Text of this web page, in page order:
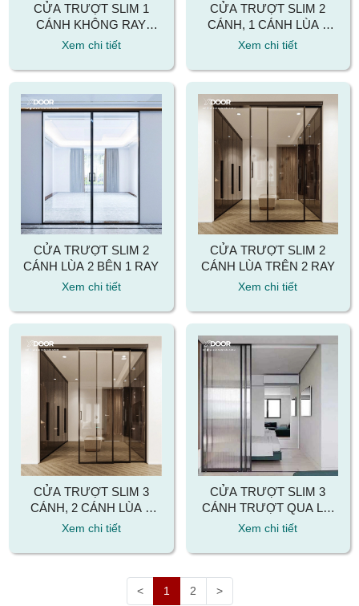
CỬA TRƯỢT SLIM 1
CÁNH KHÔNG RAY
DƯỚI
Xem chi tiết
CỬA TRƯỢT SLIM 2
CÁNH, 1 CÁNH LÙA 1
CÁNH CỐ ĐỊNH
Xem chi tiết
CỬA TRƯỢT SLIM 2
CÁNH LÙA 2 BÊN 1 RAY
Xem chi tiết
CỬA TRƯỢT SLIM 2
CÁNH LÙA TRÊN 2 RAY
Xem chi tiết
CỬA TRƯỢT SLIM 3
CÁNH, 2 CÁNH LÙA 1
CÁNH CỐ ĐỊNH
Xem chi tiết
CỬA TRƯỢT SLIM 3
CÁNH TRƯỢT QUA LẠI
TRÊN 3 RAY
Xem chi tiết
< 1 2 >